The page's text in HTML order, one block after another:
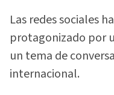
Las redes sociales
protagonizado por
un tema de
internacional.